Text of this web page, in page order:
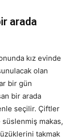
arada
kız evinde
olan
bir gün
bir arada
seçilir. Çiftler
makas,
takmak